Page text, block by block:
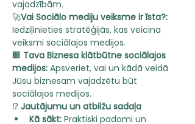
vajadzībām.
🚀Vai Sociālo mediju veiksme ir īsta?:
Iedziļinieties stratēģijās, kas veicina
veiksmi sociālajos medijos.
🏢 Tava Biznesa klātbūtne sociālajos
medijos: Apsveriet, vai un kādā veidā
Jūsu biznesam vajadzētu būt
sociālajos medijos.
⁉️ Jautājumu un atbilžu sadaļa
Kā sākt: Praktiski padomi un